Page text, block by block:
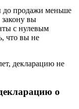
до продажи меньше
вы
с нулевым
что вы не
декларацию не
о